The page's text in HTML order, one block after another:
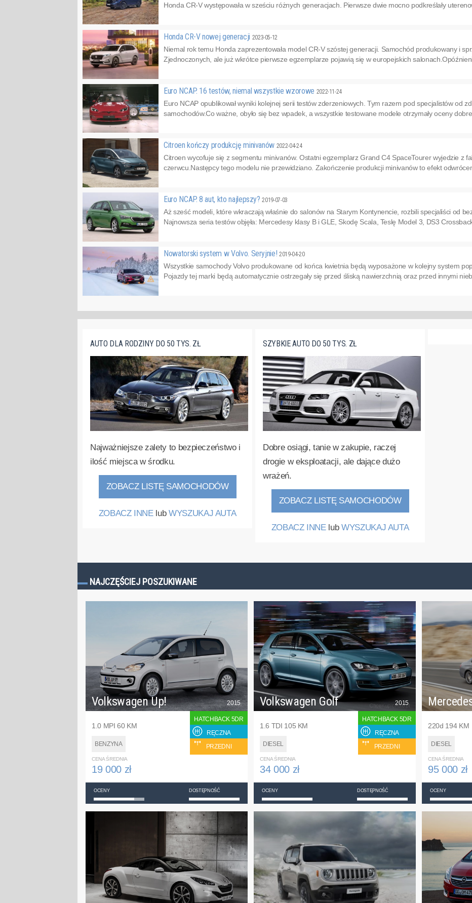
Honda CR-V występowała w sześciu różnych generacjach. Pierwsze dwie mocno podkreślały
Honda CR-V nowej generacji 2023-05-12
Niemal rok temu Honda zaprezentowała model CR-V szóstej generacji. Samochód produkowany i
Zjednoczonych, ale już wkrótce pierwsze egzemplarze pojawią się w europejskich
Euro NCAP. 16 testów, niemal wszystkie wzorowe 2022-11-24
Euro NCAP opublikował wyniki kolejnej serii testów zderzeniowych. Tym razem pod specjalistów od
samochodów.Co ważne, obyło się bez wpadek, a wszystkie testowane modele otrzymały oceny dobre
Citroen kończy produkcję minivanów 2022-04-24
Citroen wycofuje się z segmentu minivanów. Ostatni egzemplarz Grand C4 SpaceTourer wyjedzie z
czerwcu.Następcy tego modelu nie przewidziano. Zakończenie produkcji minivanów to efekt
Euro NCAP. 8 aut, kto najlepszy?2019-07-03
Aż sześć modeli, które wkraczają właśnie do salonów na Starym Kontynencie, rozbili specjaliści od
Najnowsza seria testów objęła: Mercedesy klasy B i GLE, Skodę Scala, Teslę Model 3, DS3 Crossback
Nowatorski system w Volvo. Seryjnie!2019-04-20
Wszystkie samochody Volvo produkowane od końca kwietnia będą wyposażone w kolejny system
Pojazdy tej marki będą automatycznie ostrzegały się przed śliską nawierzchnią oraz przed innymi
AUTO DLA RODZINY DO 50 TYS. ZŁ
Najważniejsze zalety to bezpieczeństwo i
ilość miejsca w środku.
ZOBACZ LISTĘ SAMOCHODÓW
ZOBACZ INNElub WYSZUKAJ AUTA
SZYBKIE AUTO DO 50 TYS. ZŁ
Dobre osiągi, tanie w zakupie, raczej
drogie w eksploatacji, ale dające dużo
wrażeń.
ZOBACZ LISTĘ SAMOCHODÓW
ZOBACZ INNElub WYSZUKAJ AUTA
NAJCZĘŚCIEJ POSZUKIWANE
Volkswagen Up!
1.0 MPI 60 KM
BENZYNA
2015
HATCHBACK 5DR
RĘCZNA
PRZEDNI
CENA ŚREDNIA
19 000 zł
OCENY DOSTĘPNOŚĆ
Volkswagen Golf
1.6 TDI 105 KM
DIESEL
2015
HATCHBACK 5DR
RĘCZNA
PRZEDNI
CENA ŚREDNIA
34 000 zł
OCENY DOSTĘPNOŚĆ
220d 194 KM
DIESEL
CENA ŚREDNIA
95 000 zł
OCENY